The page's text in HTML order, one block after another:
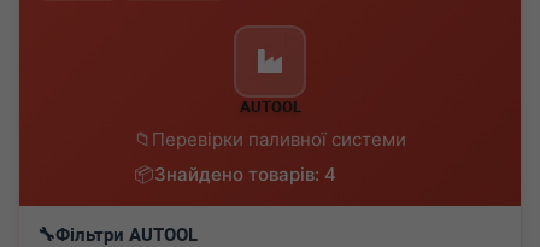
AUTOOL
Перевірки паливної системи
Знайдено товарів: 4
Фільтри AUTOOL